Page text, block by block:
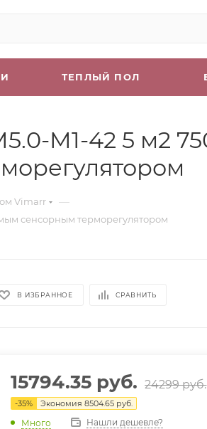
ТЕПЛЫЙ ПОЛ
M1-42 5 м2
Vimarr —
сенсорным терморегулятором
В ИЗБРАННОЕ СРАВНИТЬ
15794.35 руб. 24299руб.
-35% Экономия8504.65 руб.
Много Нашли дешевле?